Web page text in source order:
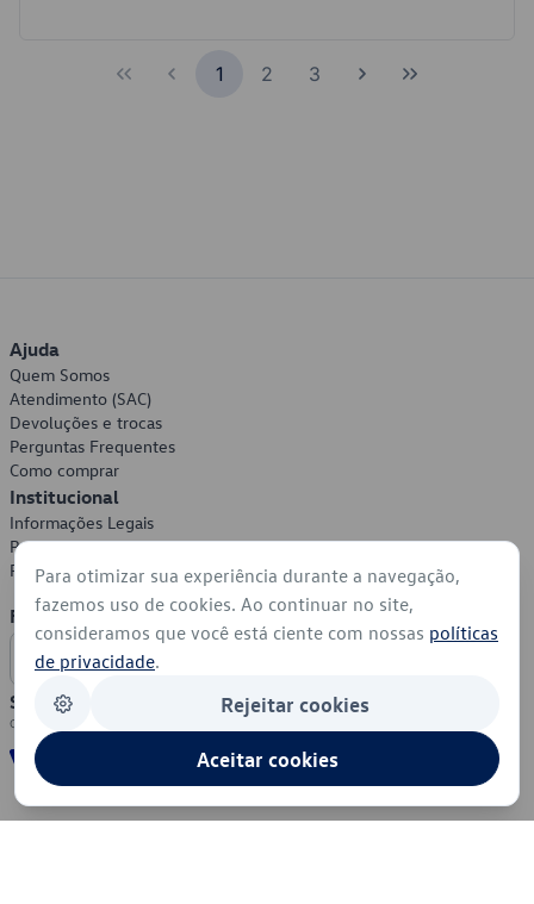
1 2 3
Ajuda
Quem Somos
Atendimento (SAC)
Devoluções e trocas
Perguntas Frequentes
Como comprar
Institucional
Informações Legais
Política de Privacidade
Política de Cookies
Formas de Pagamento
Segurança
Para otimizar sua experiência durante a navegação,
fazemos uso de cookies. Ao continuar no site,
consideramos que você está ciente com nossas políticas
de privacidade.
Rejeitar cookies
Aceitar cookies